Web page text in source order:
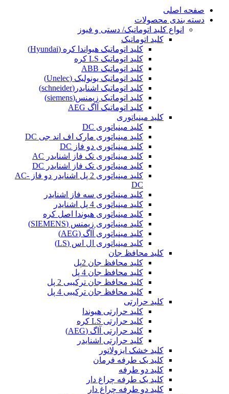
صفحه اصلی
دسته بندی محصولات
انواع کلید اتوماتیک/ دستی و فیوز
کلید اتوماتیک
کلید اتوماتیک هیواندا کره (Hyundai)
کلید اتوماتیک LS کره
کلید اتوماتیک ABB
کلید اتوماتیک یونولیک (Unelec)
کلید اتوماتیک اشنایدر(schneider)
کلید اتوماتیک زیمنس(siemens)
کلید اتوماتیک آاگ AEG
کلید مینیاتوری
کلید مینیاتوری DC
کلید مینیاتوری مارک اف اند جی DC
کلید مینیاتوری دو فاز DC
کلید مینیاتوری تک فاز اشنایدر AC
کلید مینیاتوری تک فاز اشنایدر DC
کلید مینیاتوری 2 پل اشنایدر دو فاز AC-
DC
کلید مینیاتوری سه فاز اشنایدر
کلید مینیاتوری 4 پل اشنایدر
کلید مینیاتوری هیوندا اصل کره
کلید مینیاتوری زیمنس (SIEMENS)
کلید مینیاتوری آاگ (AEG)
کلید مینیاتوری ال اس (LS)
کلید محافظ جان
کلید محافظ جان 2پل
کلید محافظ جان 4 پل
کلید محافظ جان ترکیبی 2 پل
کلید محافظ جان ترکیبی 4 پل
کلید حرارتی
کلید حرارتی هیوندا
کلید حرارتی LS کره
کلید حرارتی آاگ (AEG)
کلید حرارتی اشنایدر
کلید خشک ایزولاتور
کلید یک طرفه فرمان
کلید دو طرفه
کلید یک طرفه چراغ دار
کلید دو طرفه چراغ دار